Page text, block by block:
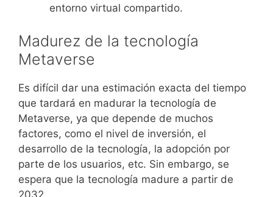
presupuesto reducido, los
casinos online con
depÃ³sito mÃ­nimoofrecen opciones desde 1, 5, 10,
15 o 20 euros. Consulta la selecciÃ³n actualizada
para comparar plataformas disponibles en EspaÃ±a
y elegir la alternativa que mejor se adapte a tus
preferencias.
Descubre los mejores casinos con Trustly en
EspaÃ±a
y compara plataformas con retiradas
rÃ¡pidas, bonos reales y mÃ©todos de pago
seguros. Esta guÃ­a te ayudarÃ¡ a elegir opciones
entorno virtual compartido.
Madurez de la tecnología
Metaverse
Es difícil dar una estimación exacta del tiempo
que tardará en madurar la tecnología de
Metaverse, ya que depende de muchos
factores, como el nivel de inversión, el
desarrollo de la tecnología, la adopción por
parte de los usuarios, etc. Sin embargo, se
espera que la tecnología madure a partir de
2032.